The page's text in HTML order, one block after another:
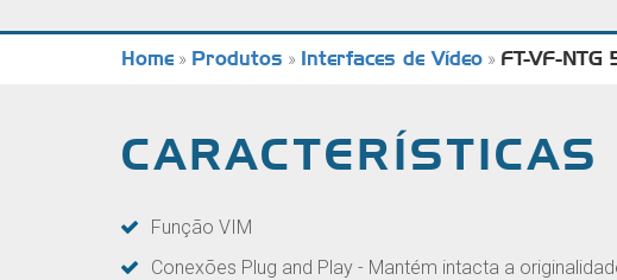
Home » Produtos » Interfaces de Vídeo » FT-VF-NTG
CARACTERÍSTICAS
Função VIM
Conexões Plug and Play - Mantém intacta a